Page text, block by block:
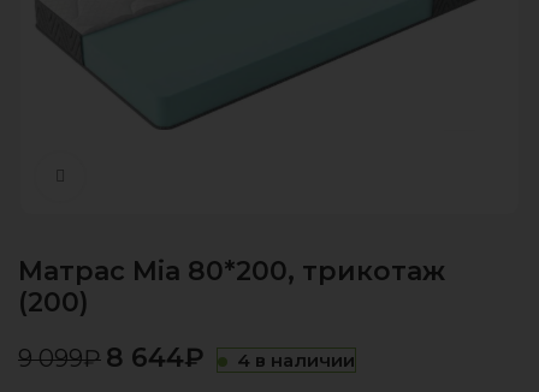
Матрас Mia 80*200, трикотаж
(200)
9 099₽ 8 644₽ 4 в наличии